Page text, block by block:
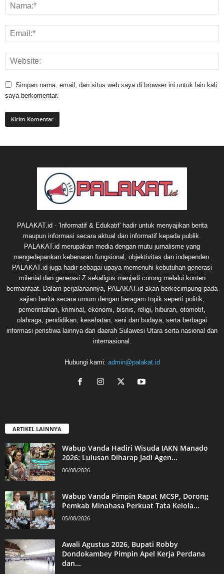
Simpan nama, email, dan situs web saya di browser ini untuk lain kali
saya berkomentar.
PALAKAT.id - 'Informatif & Edukatif' hadir untuk menyajikan berita
maupun informasi secara aktual dan informatif kepada publik.
PALAKAT.id merupakan media dengan mutu jurnalisme yang
mengedepankan kebenaran fungsional, objektivitas dan independen.
PALAKAT.id juga hadir sebagai upaya memenuhi kebutuhan generasi
milenial dan generasi Z sekaligus menjadi corong melalui konten
bermanfaat. Dalam perjalanannya, PALAKAT.id akan berkecimpung pada
sajian berita secara umum dengan beragam topik seperti politik,
pemerintahan, kriminal, ekonomi, bisnis, religi, hiburan, otomotif,
olahraga, pendidikan, kesehatan, seni dan budaya, serta berbagai
informasi peristiwa lainnya dari daerah Sulawesi Utara serta nasional dan
internasional.
Hubungi kami: admin@palakat.id
ARTIKEL LAINNYA
Wabup Vanda Hadiri Wisuda IAKN Manado
2026: Lulusan Diharap Jadi Agen...
06/08/2026
Wabup Vanda Pimpin Rapat MCSP, Dorong
Pemkab Minahasa Perkuat Tata Kelola...
05/08/2026
Awali Agustus 2026, Bupati Robby
Dondokambey Pimpin Apel Kerja Perdana
dan...